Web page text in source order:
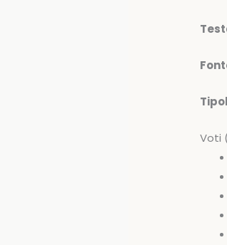
Voti